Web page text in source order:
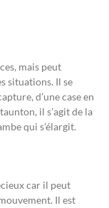
mais peut
situations. Il se
d’une case en
il s’agit de la
qui s’élargit.
car il peut
Il est